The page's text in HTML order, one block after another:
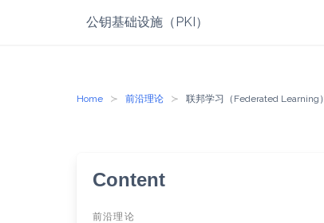
公钥基础设施（PKI）
Home 前沿理论 联邦学习（Federated Learning）
Content
前沿理论